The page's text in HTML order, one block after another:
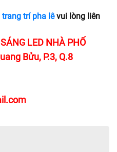
trí pha lêvui lòng liên
LED NHÀ PHỐ
Bửu, P.3, Q.8